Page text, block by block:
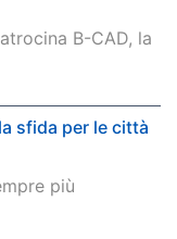
B-CAD, la
sfida per le città
più